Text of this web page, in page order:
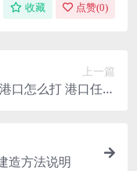
收藏 点赞(0)
上一篇
口怎么打 港口任务
造方法说明